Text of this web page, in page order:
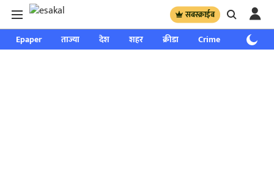
सबस्क्राईब
Epaper ताज्या देश शहर क्रीडा Crime साप्ताहिक